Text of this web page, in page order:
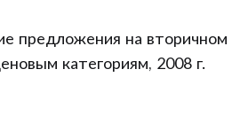
предложения на вторичном
категориям, 2008 г.